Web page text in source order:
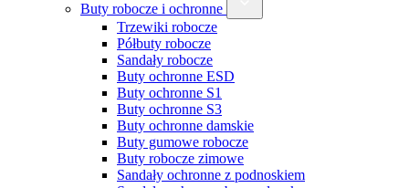
Buty robocze i ochronne
Trzewiki robocze
Półbuty robocze
Sandały robocze
Buty ochronne ESD
Buty ochronne S1
Buty ochronne S3
Buty ochronne damskie
Buty gumowe robocze
Buty robocze zimowe
Sandały ochronne z podnoskiem